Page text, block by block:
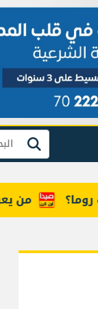
بحث
من يعرف